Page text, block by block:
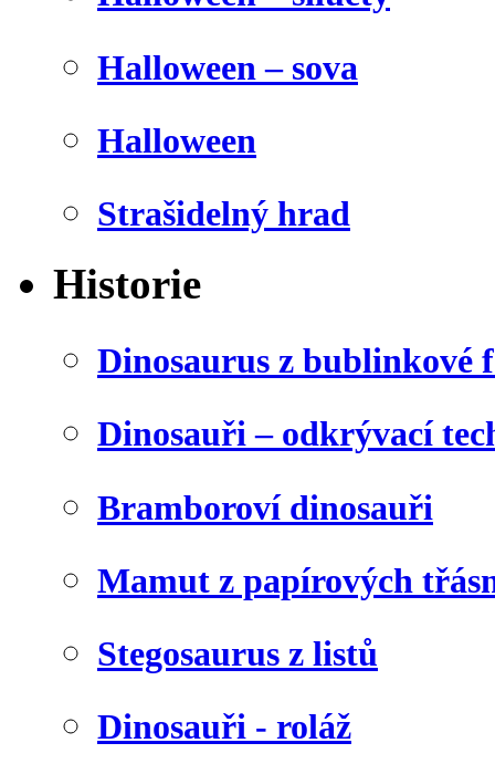
Halloween – sova
Halloween
Strašidelný hrad
Historie
Dinosaurus z bublinkové
Dinosauři – odkrývací
Bramboroví dinosauři
Mamut z papírových
Stegosaurus z listů
Dinosauři - roláž